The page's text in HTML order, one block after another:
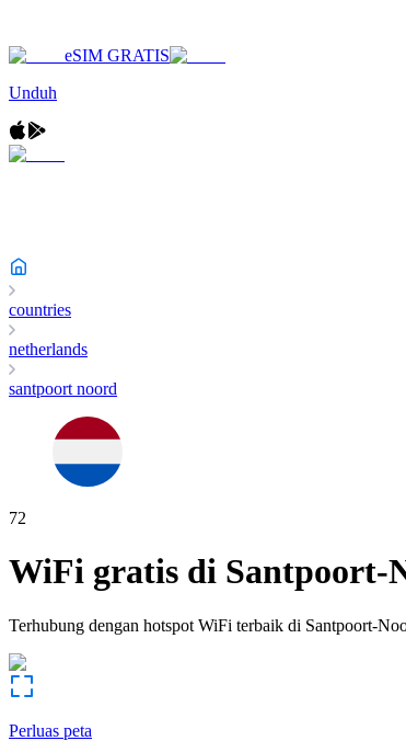
eSIM GRATIS
Unduh
countries
netherlands
santpoort noord
72
WiFi gratis di Santpoort-
Terhubung dengan hotspot WiFi terbaik di Santpoort-
Perluas peta